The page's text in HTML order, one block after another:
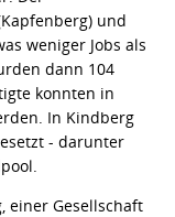
und
weniger Jobs als
dann 104
konnten in
In Kindberg
- darunter
einer Gesellschaft